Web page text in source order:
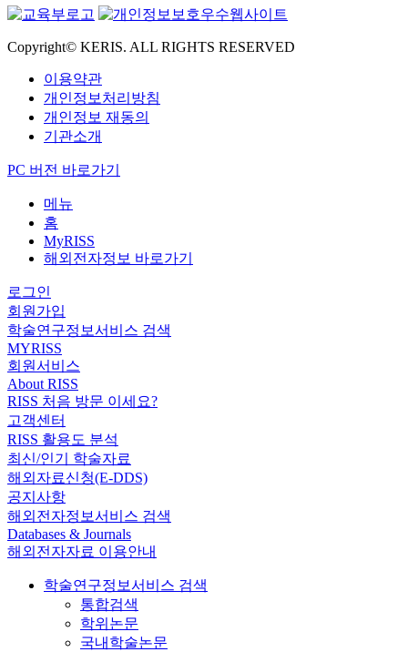
Copyright© KERIS. ALL RIGHTS RESERVED
이용약관
개인정보처리방침
개인정보 재동의
기관소개
PC 버전 바로가기
메뉴
홈
MyRISS
해외전자정보 바로가기
로그인
회원가입
학술연구정보서비스 검색
MYRISS
회원서비스
About RISS
RISS 처음 방문 이세요?
고객센터
RISS 활용도 분석
최신/인기 학술자료
해외자료신청(E-DDS)
공지사항
해외전자정보서비스 검색
Databases & Journals
해외전자자료 이용안내
학술연구정보서비스 검색
통합검색
학위논문
국내학술논문